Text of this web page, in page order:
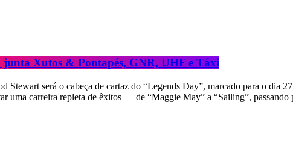
Xutos & Pontapés, GNR, UHF e Táxi
será o cabeça de cartaz do “Legends Day”, marcado para o dia
uma carreira repleta de êxitos — de “Maggie May” a “Sailing”,